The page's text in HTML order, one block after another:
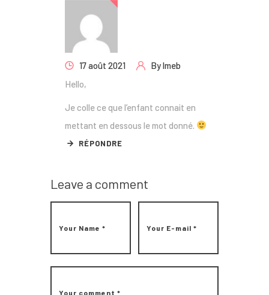
17 août 2021 Bylmeb
Hello,
Je colle ce que l’enfant connait en
mettant en dessous le mot donné.
RÉPONDRE
Leave a comment